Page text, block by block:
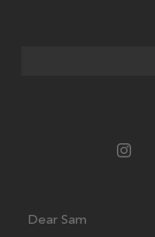
Dear Sam